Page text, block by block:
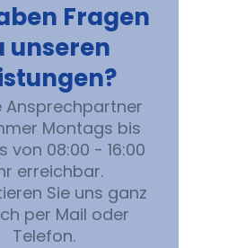
Fragen
unseren
Ansprechpartner
Montags bis
von 08:00 - 16:00
erreichbar.
Sie uns ganz
per Mail oder
Telefon.